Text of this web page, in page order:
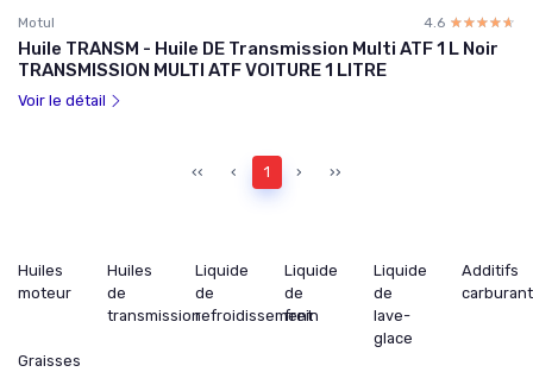
Motul 4.6 ☆☆☆☆☆
★★★★★
Huile TRANSM - Huile DE Transmission Multi ATF 1 L Noir
TRANSMISSION MULTI ATF VOITURE 1 LITRE
Voir le détail
‹‹ ‹ 1 › ››
Huiles
moteur
Huiles
de
transmission
Liquide
de
refroidissement
Liquide
de
frein
Liquide
de
lave-
glace
Additifs
carburant
Graisses